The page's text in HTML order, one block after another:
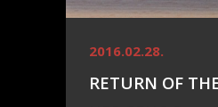
2016.02.28.
RETURN OF